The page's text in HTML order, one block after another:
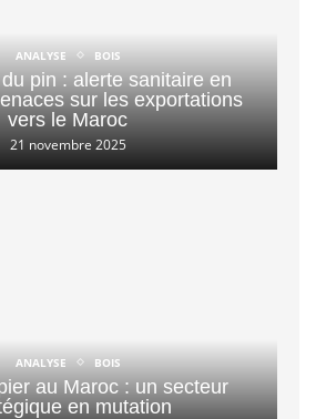
ANALYSE BOIS
pin : alerte sanitaire en
sur les exportations
vers le Maroc
21 novembre 2025
ANALYSE BOIS
au Maroc : un secteur
en mutation